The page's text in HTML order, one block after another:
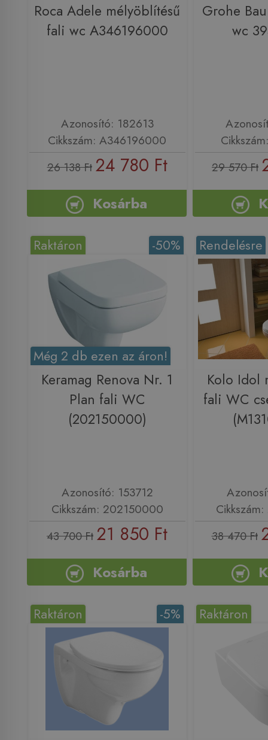
Roca Adele mélyöblítésű
fali wc A346196000
Azonosító: 182613
Cikkszám: A346196000
26 138 Ft 24 780 Ft
Kosárba
Grohe
wc
29 570 Ft
-50%
Raktáron
Még 2 db ezen az áron!
Keramag Renova Nr. 1
Plan fali WC
(202150000)
Azonosító: 153712
Cikkszám: 202150000
43 700 Ft 21 850 Ft
Kosárba
Rendelésre
Kolo Idol
fali WC
38 470 Ft
-5%
Raktáron Raktáron